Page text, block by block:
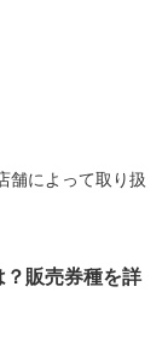
舗によって取り扱
販売券種を詳